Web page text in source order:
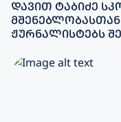
ᲓᲐᲕᲘᲗ ᲢᲐᲑᲘᲫᲔ
ᲟᲣᲠᲜᲐᲚᲘᲡᲢᲔᲑᲡ